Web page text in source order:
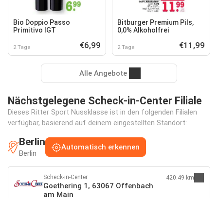
Bio Doppio Passo
Primitivo IGT
2 Tage €6,99
Bitburger Premium Pils,
0,0% Alkoholfrei
2 Tage €11,99
Alle Angebote
Nächstgelegene Scheck-in-Center Filiale
Dieses Ritter Sport Nussklasse ist in den folgenden Filialen
verfügbar, basierend auf deinem eingestellten Standort:
Berlin
Berlin
Automatisch erkennen
Scheck-in-Center
Goethering 1, 63067 Offenbach
am Main
420.49 km